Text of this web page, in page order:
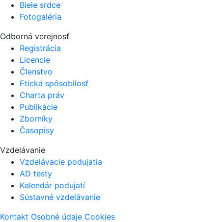
Biele srdce
Fotogaléria
Odborná verejnosť
Registrácia
Licencie
Členstvo
Etická spôsobilosť
Charta práv
Publikácie
Zborníky
Časopisy
Vzdelávanie
Vzdelávacie podujatia
AD testy
Kalendár podujatí
Sústavné vzdelávanie
Kontakt Osobné údaje Cookies